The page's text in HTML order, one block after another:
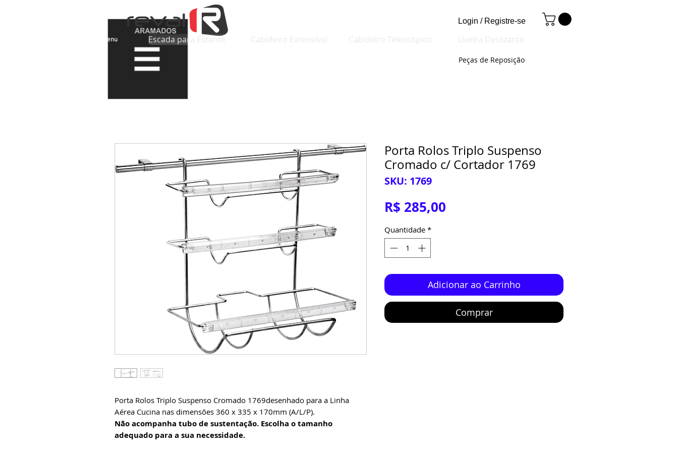
Login / Registre-se
Menu Escada para Estante
Peças de Reposição
Porta Rolos Triplo Suspenso Cromado 1769desenhado para a Linha
Aérea Cucina nas dimensões 360 x 335 x 170mm (A/L/P).
Não acompanha tubo de sustentação. Escolha o tamanho
adequado para a sua necessidade.
Porta Rolos Triplo Suspenso
Cromado c/ Cortador 1769
SKU: 1769
R$ 285,00
Quantidade *
Adicionar ao Carrinho
Comprar